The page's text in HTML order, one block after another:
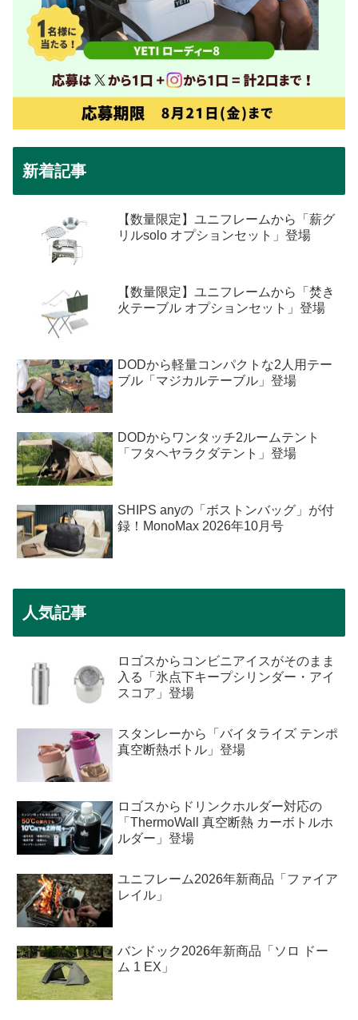
新着記事
【数量限定】ユニフレームから「薪グ
リルsolo オプションセット」登場
【数量限定】ユニフレームから「焚き
火テーブル オプションセット」登場
DODから軽量コンパクトな2人用テー
ブル「マジカルテーブル」登場
DODからワンタッチ2ルームテント
「フタヘヤラクダテント」登場
SHIPS anyの「ボストンバッグ」が付
録！MonoMax 2026年10月号
人気記事
ロゴスからコンビニアイスがそのまま
入る「氷点下キープシリンダー・アイ
スコア」登場
スタンレーから「バイタライズ テンポ
真空断熱ボトル」登場
ロゴスからドリンクホルダー対応の
「ThermoWall 真空断熱 カーボトルホ
ルダー」登場
ユニフレーム2026年新商品「ファイア
レイル」
バンドック2026年新商品「ソロ ドー
ム 1 EX」